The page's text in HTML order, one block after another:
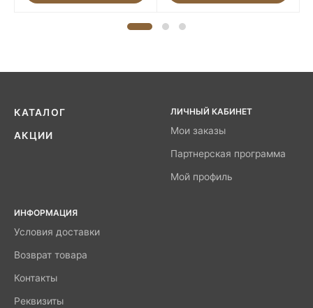
КАТАЛОГ
АКЦИИ
ЛИЧНЫЙ КАБИНЕТ
Мои заказы
Партнерская программа
Мой профиль
ИНФОРМАЦИЯ
Условия доставки
Возврат товара
Контакты
Реквизиты